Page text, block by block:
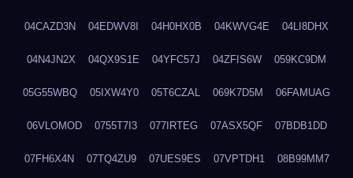
04CAZD3N 04EDWV8I 04H0HX0B 04KWVG4E 04LI8DHX
04N4JN2X 04QX9S1E 04YFC57J 04ZFIS6W 059KC9DM
05G55WBQ 05IXW4Y0 05T6CZAL 069K7D5M 06FAMUAG
06VLOMOD 0755T7I3 077IRTEG 07ASX5QF 07BDB1DD
07FH6X4N 07TQ4ZU9 07UES9ES 07VPTDH1 08B99MM7